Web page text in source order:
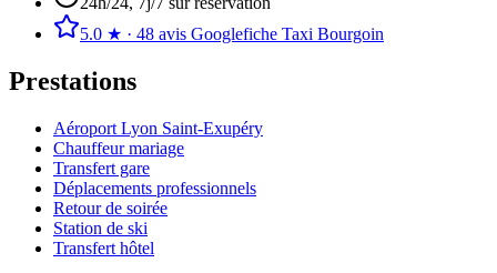
5.0 ★ · 48 avis Googlefiche Taxi Bourgoin
Prestations
Aéroport Lyon Saint-Exupéry
Chauffeur mariage
Transfert gare
Déplacements professionnels
Retour de soirée
Station de ski
Transfert hôtel